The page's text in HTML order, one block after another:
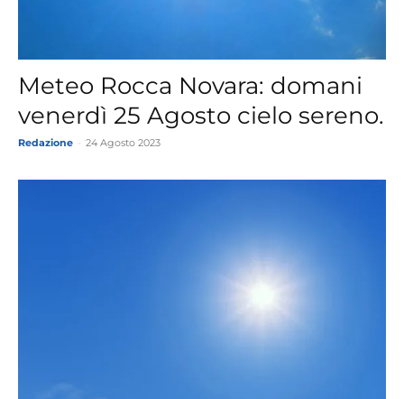
Meteo Rocca Novara: domani
venerdì 25 Agosto cielo sereno.
Redazione 24 Agosto 2023